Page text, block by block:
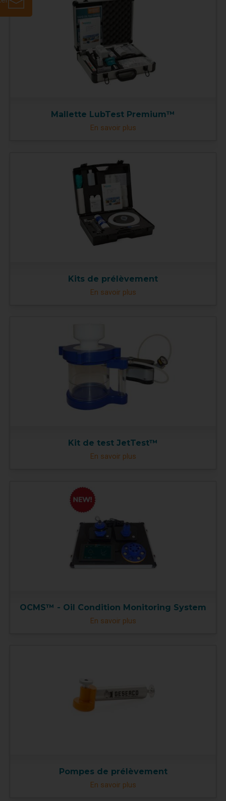
Mallette LubTest Premium™
En savoir plus
Kits de prélèvement
En savoir plus
Kit de test JetTest™
En savoir plus
OCMS™ - Oil Condition Monitoring System
En savoir plus
Pompes de prélèvement
En savoir plus